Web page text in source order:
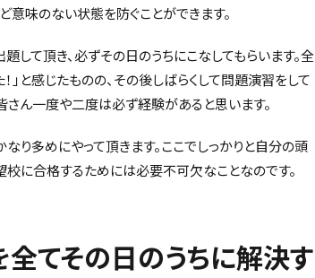
意味のない状態を防ぐことができます。
て頂き、必ずその日のうちにこなしてもらいます。全
」と感じたものの、その後しばらくして問題演習をして
さん一度や二度は必ず経験があると思います。
り多めにやって頂きます。ここでしっかりと自分の頭
に合格するためには必要不可欠なことなのです。
てその日のうちに解決す